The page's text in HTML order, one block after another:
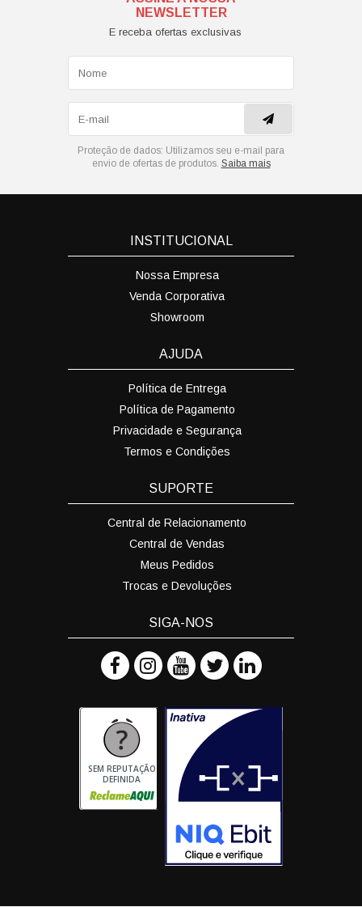
NEWSLETTER
E receba ofertas exclusivas
Proteção de dados: Utilizamos seu e-mail para
envio de ofertas de produtos. Saiba mais
INSTITUCIONAL
Nossa Empresa
Venda Corporativa
Showroom
AJUDA
Política de Entrega
Política de Pagamento
Privacidade e Segurança
Termos e Condições
SUPORTE
Central de Relacionamento
Central de Vendas
Meus Pedidos
Trocas e Devoluções
SIGA-NOS
SEM REPUTAÇÃO
DEFINIDA